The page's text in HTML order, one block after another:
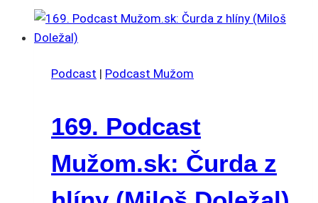
Podcast | Podcast Mužom
169. Podcast
Mužom.sk: Čurda z